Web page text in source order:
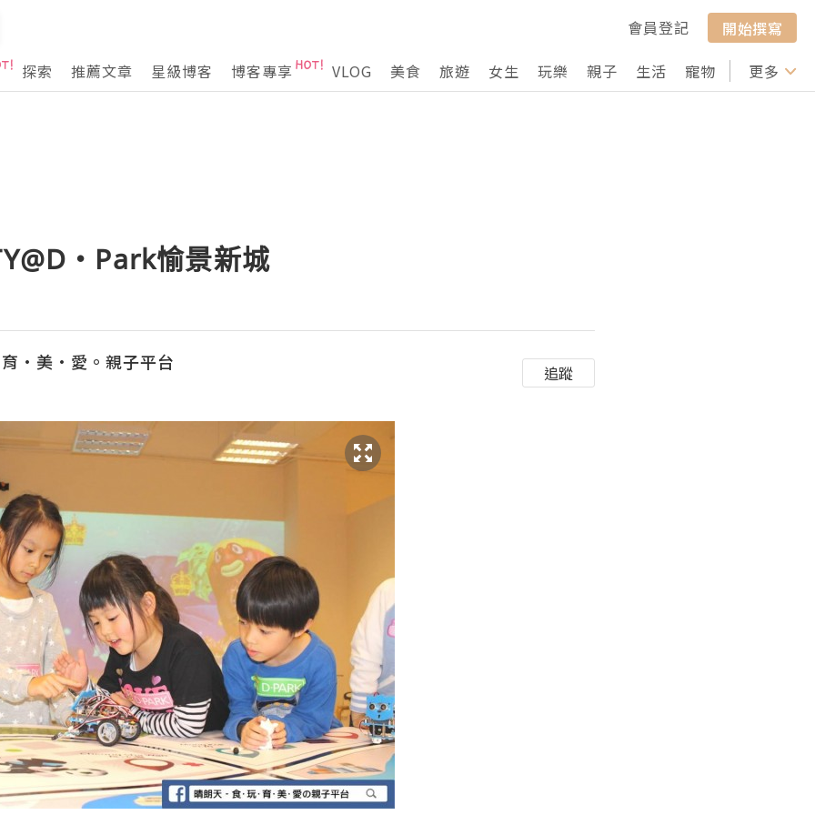
會員登記
開始撰寫
探索
推薦文章 星級博客 博客專享 VLOG 美食 旅遊 女生 玩樂 親子 生活 寵物 行山 打卡
更多
・Park愉景新城
·美·愛。親子平台 追蹤